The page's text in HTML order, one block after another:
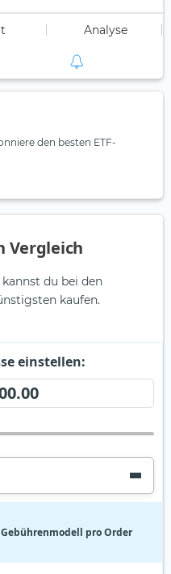
Analyse
den besten ETF-
Vergleich
du bei den
kaufen.
einstellen:
Gebührenmodell pro Order